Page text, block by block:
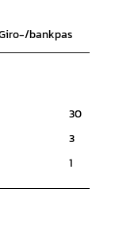
bankpas
30
3
1